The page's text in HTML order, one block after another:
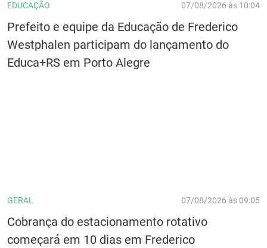
EDUCAÇÃO 07/08/2026 às 10:04
Prefeito e equipe da Educação de Frederico
Westphalen participam do lançamento do
Educa+RS em Porto Alegre
GERAL 07/08/2026 às 09:05
Cobrança do estacionamento rotativo
começará em 10 dias em Frederico